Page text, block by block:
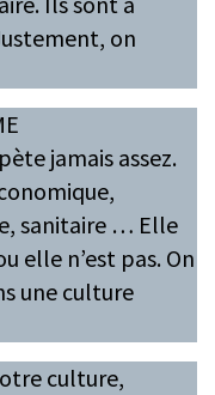
on
jamais assez.
sanitaire … Elle
elle n’est pas. On
une culture
culture,